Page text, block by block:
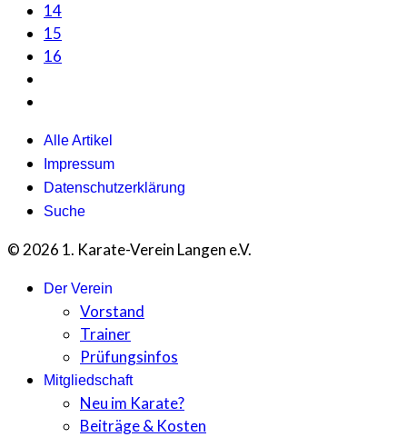
14
15
16
Alle Artikel
Impressum
Datenschutzerklärung
Suche
© 2026 1. Karate-Verein Langen e.V.
Der Verein
Vorstand
Trainer
Prüfungsinfos
Mitgliedschaft
Neu im Karate?
Beiträge & Kosten